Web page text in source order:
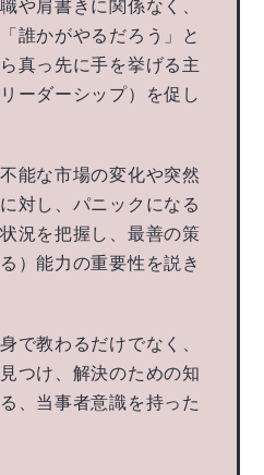
や肩書きに関係なく、
誰かがやるだろう」と
真っ先に手を挙げる主
ーダーシップ）を促し
不能な市場の変化や突然
対し、パニックになる
況を把握し、最善の策
）能力の重要性を説き
で教わるだけでなく、
つけ、解決のための知
、当事者意識を持った